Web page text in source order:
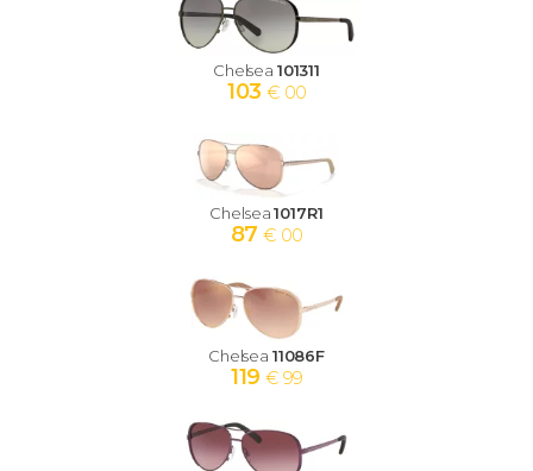
Chelsea 101311
103 € 00
Chelsea1017R1
87 € 00
Chelsea 11086F
119 € 99